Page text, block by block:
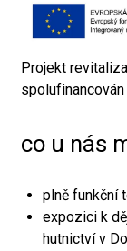
Projekt
co u nás
plně funkční
expozici k
hutnictví v